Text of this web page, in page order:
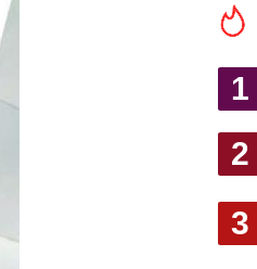
1
2
3